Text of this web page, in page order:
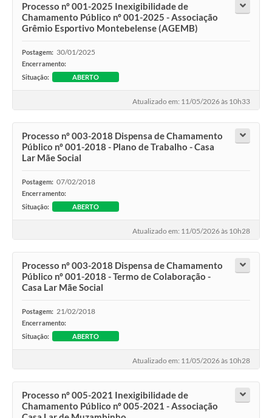
Processo nº 001-2025 Inexigibilidade de
Chamamento Público nº 001-2025 - Associação
Grêmio Esportivo Montebelense (AGEMB)
Postagem: 30/01/2025
Encerramento:
Situação:
ABERTO
Atualizado em: 11/05/2026 às 10h33
Processo nº 003-2018 Dispensa de Chamamento
Público nº 001-2018 - Plano de Trabalho - Casa
Lar Mãe Social
Postagem: 07/02/2018
Encerramento:
Situação:
ABERTO
Atualizado em: 11/05/2026 às 10h28
Processo nº 003-2018 Dispensa de Chamamento
Público nº 001-2018 - Termo de Colaboração -
Casa Lar Mãe Social
Postagem: 21/02/2018
Encerramento:
Situação:
ABERTO
Atualizado em: 11/05/2026 às 10h28
Processo nº 005-2021 Inexigibilidade de
Chamamento Público nº 005-2021 - Associação